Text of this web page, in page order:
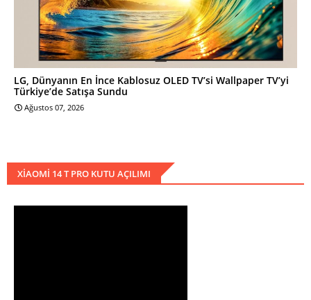
LG, Dünyanın En İnce Kablosuz OLED TV’si Wallpaper TV’yi
Türkiye’de Satışa Sundu
Ağustos 07, 2026
XIAOMI 14 T PRO KUTU AÇILIMI